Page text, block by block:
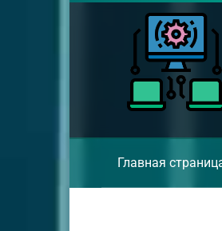
Главная